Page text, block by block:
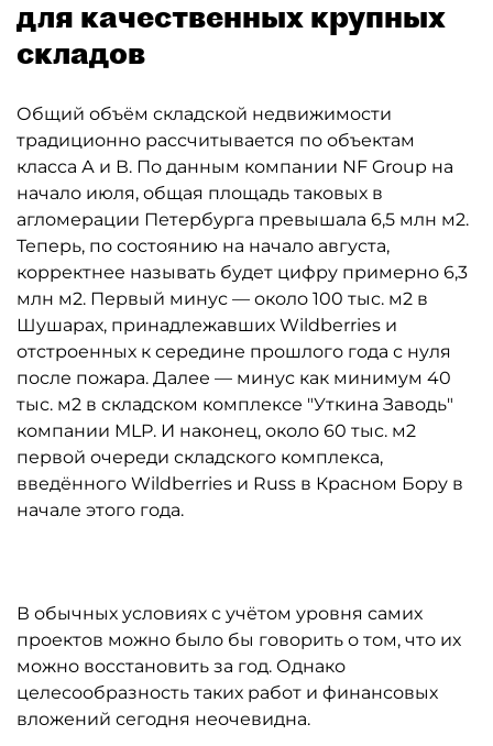
для качественных крупных
складов
Общий объём складской недвижимости
традиционно рассчитывается по объектам
класса А и В. По данным компании NF Group на
начало июля, общая площадь таковых в
агломерации Петербурга превышала 6,5 млн м2.
Теперь, по состоянию на начало августа,
корректнее называть будет цифру примерно 6,3
млн м2. Первый минус — около 100 тыс. м2 в
Шушарах, принадлежавших Wildberries и
отстроенных к середине прошлого года с нуля
после пожара. Далее — минус как минимум 40
тыс. м2 в складском комплексе "Уткина Заводь"
компании MLP. И наконец, около 60 тыс. м2
первой очереди складского комплекса,
введённого Wildberries и Russ в Красном Бору в
начале этого года.
В обычных условиях с учётом уровня самих
проектов можно было бы говорить о том, что их
можно восстановить за год. Однако
целесообразность таких работ и финансовых
вложений сегодня неочевидна.